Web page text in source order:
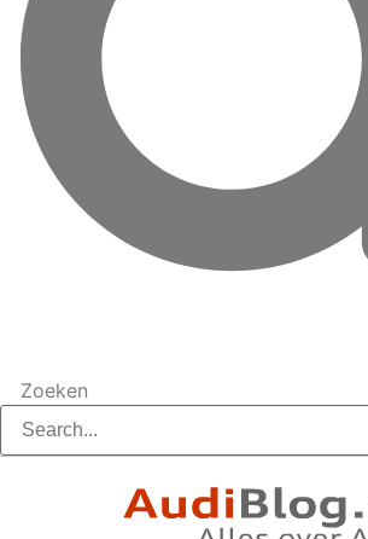
Zoeken